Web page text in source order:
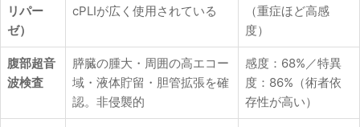
リパー
ゼ）
cPLIが広く使用されている
（重症ほど高感
度）
腹部超音
波検査
膵臓の腫大・周囲の高エコー
域・液体貯留・胆管拡張を確
認。非侵襲的
感度：68%／特異
度：86%（術者依
存性が高い）